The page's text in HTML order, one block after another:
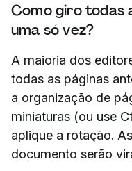
Como giro todas
uma só vez?
A maioria dos
todas as páginas
a organização de
miniaturas (ou use
aplique a rotação.
documento serão